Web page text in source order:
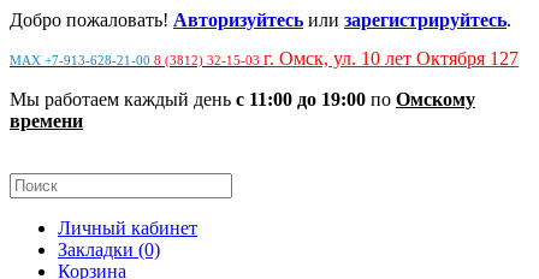
Добро пожаловать! Авторизуйтесь или зарегистрируйтесь.
MAX +7-913-628-21-00 8 (3812) 32-15-03 г. Омск, ул. 10 лет Октября 127
Мы работаем каждый день с 11:00 до 19:00 по Омскому
времени
Личный кабинет
Закладки (0)
Корзина